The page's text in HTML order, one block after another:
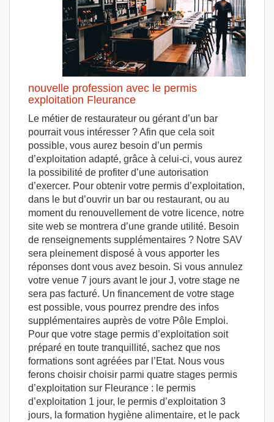
nouvelle profession avec le permis
exploitation Fleurance
Le métier de restaurateur ou gérant d’un bar
pourrait vous intéresser ? Afin que cela soit
possible, vous aurez besoin d’un permis
d’exploitation adapté, grâce à celui-ci, vous aurez
la possibilité de profiter d’une autorisation
d’exercer. Pour obtenir votre permis d’exploitation,
dans le but d’ouvrir un bar ou restaurant, ou au
moment du renouvellement de votre licence, notre
site web se montrera d’une grande utilité. Besoin
de renseignements supplémentaires ? Notre SAV
sera pleinement disposé à vous apporter les
réponses dont vous avez besoin. Si vous annulez
votre venue 7 jours avant le jour J, votre stage ne
sera pas facturé. Un financement de votre stage
est possible, vous pourrez prendre des infos
supplémentaires auprès de votre Pôle Emploi.
Pour que votre stage permis d’exploitation soit
préparé en toute tranquillité, sachez que nos
formations sont agréées par l’Etat. Nous vous
ferons choisir choisir parmi quatre stages permis
d’exploitation sur Fleurance : le permis
d’exploitation 1 jour, le permis d’exploitation 3
jours, la formation hygiène alimentaire, et le pack